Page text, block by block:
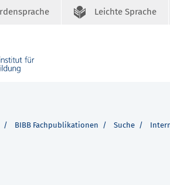
Leichte Sprache
BIBB Fachpublikationen Suche